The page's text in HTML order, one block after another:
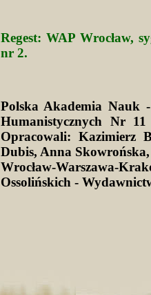
Regest: WAP Wrocław,
nr 2.
Polska Akademia Nauk
Humanistycznych Nr
Opracowali: Kazimierz
Dubis, Anna
Wrocław-Warszawa-
Ossolińskich -